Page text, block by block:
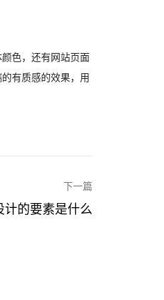
色，还有网站页面
有质感的效果，用
下一篇
计的要素是什么